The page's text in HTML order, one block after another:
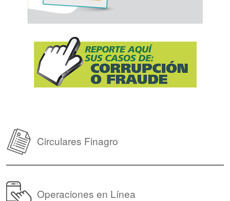
Circulares Finagro
Operaciones en Línea